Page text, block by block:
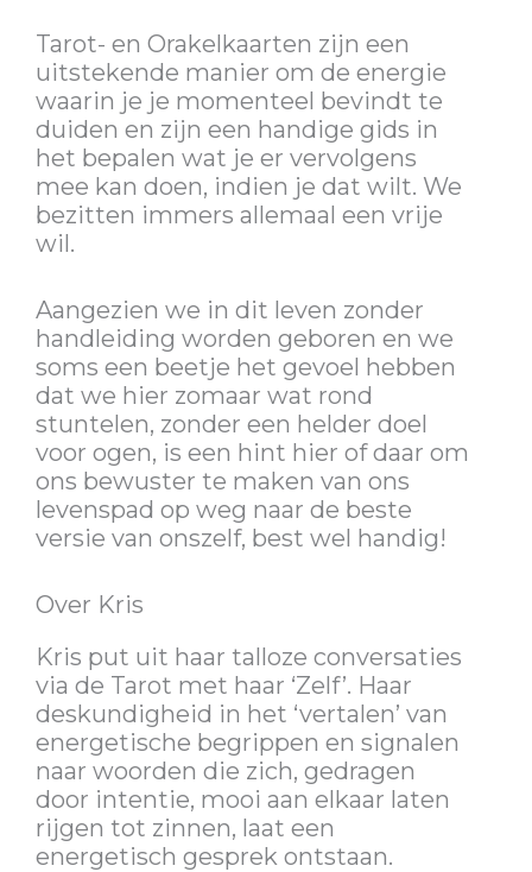
Tarot- en Orakelkaarten zijn een
uitstekende manier om de energie
waarin je je momenteel bevindt te
duiden en zijn een handige gids in
het bepalen wat je er vervolgens
mee kan doen, indien je dat wilt. We
bezitten immers allemaal een vrije
wil.
Aangezien we in dit leven zonder
handleiding worden geboren en we
soms een beetje het gevoel hebben
dat we hier zomaar wat rond
stuntelen, zonder een helder doel
voor ogen, is een hint hier of daar om
ons bewuster te maken van ons
levenspad op weg naar de beste
versie van onszelf, best wel handig!
Over Kris
Kris put uit haar talloze conversaties
via de Tarot met haar ‘Zelf’. Haar
deskundigheid in het ‘vertalen’ van
energetische begrippen en signalen
naar woorden die zich, gedragen
door intentie, mooi aan elkaar laten
rijgen tot zinnen, laat een
energetisch gesprek ontstaan.